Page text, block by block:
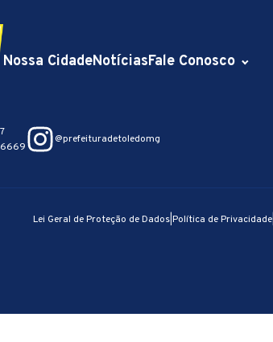
Nossa CidadeNotíciasFale Conosco
@prefeituradetoledomg
Lei Geral de Proteção de DadosPolítica de Privacidade